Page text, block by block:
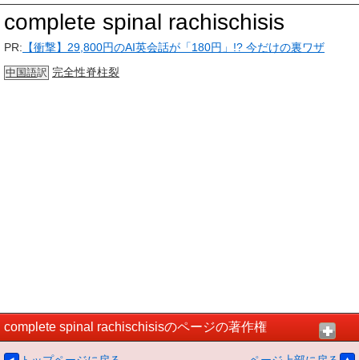
complete spinal rachischisis
PR: 【衝撃】29,800円のAI英会話が「180円」!? 今だけの裏ワザ
中国語訳 完全性脊柱裂
complete spinal rachischisisのページの著作権